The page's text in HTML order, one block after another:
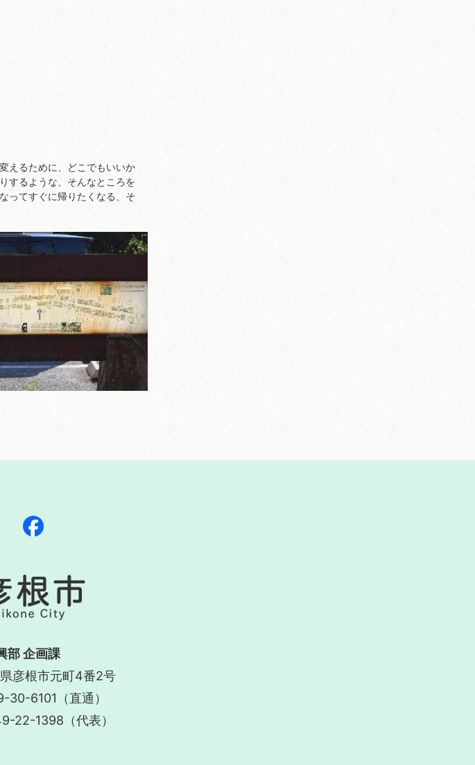
えるために、どこでもいいか
するような、そんなところを
ってすぐに帰りたくなる、そ
部 企画課
彦根市元町4番2号
30-6101（直通）
22-1398（代表）